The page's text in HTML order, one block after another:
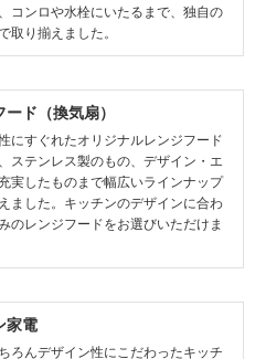
コンロや水栓にいたるまで、独自の
取り揃えました。
ード（換気扇）
にすぐれたオリジナルレンジフード
ステンレス製のもの、デザイン・エ
実したものまで幅広いラインナップ
ました。キッチンのデザインに合わ
のレンジフードをお選びいただけま
家電
ろんデザイン性にこだわったキッチ